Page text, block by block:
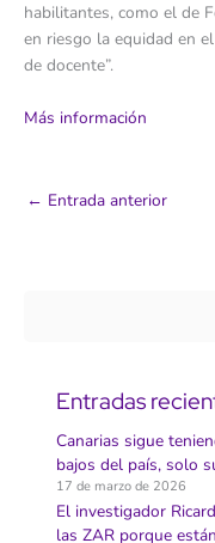
habilitantes, como el de
en riesgo la equidad en
de docente”.
Más información
← Entrada anterior
Entradas
Canarias sigue
bajos del país, solo
17 de marzo de 2026
El investigador
las ZAR porque